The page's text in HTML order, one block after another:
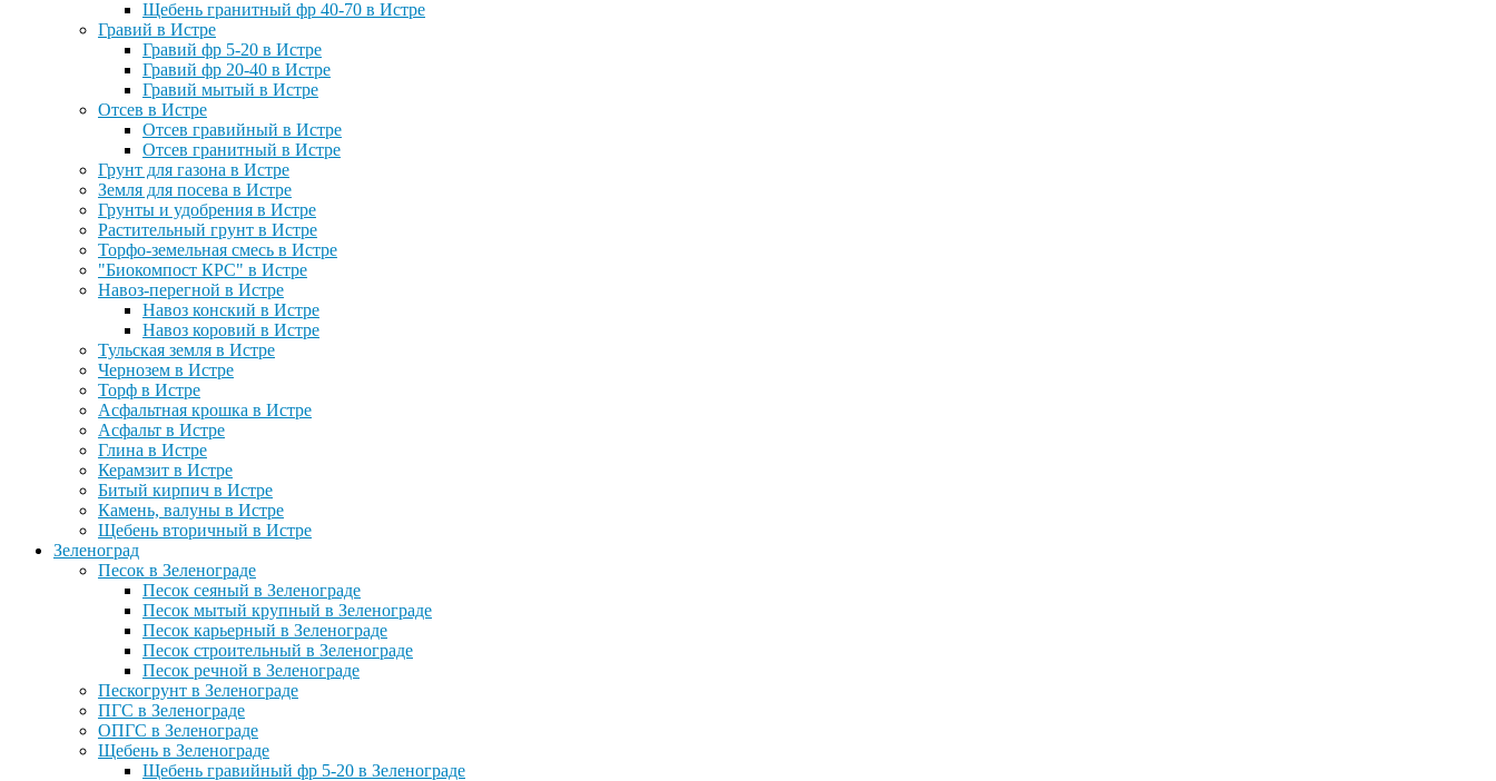
Щебень гранитный фр 40-70 в Истре
Гравий в Истре
Гравий фр 5-20 в Истре
Гравий фр 20-40 в Истре
Гравий мытый в Истре
Отсев в Истре
Отсев гравийный в Истре
Отсев гранитный в Истре
Грунт для газона в Истре
Земля для посева в Истре
Грунты и удобрения в Истре
Растительный грунт в Истре
Торфо-земельная смесь в Истре
"Биокомпост КРС" в Истре
Навоз-перегной в Истре
Навоз конский в Истре
Навоз коровий в Истре
Тульская земля в Истре
Чернозем в Истре
Торф в Истре
Асфальтная крошка в Истре
Асфальт в Истре
Глина в Истре
Керамзит в Истре
Битый кирпич в Истре
Камень, валуны в Истре
Щебень вторичный в Истре
Зеленоград
Песок в Зеленограде
Песок сеяный в Зеленограде
Песок мытый крупный в Зеленограде
Песок карьерный в Зеленограде
Песок строительный в Зеленограде
Песок речной в Зеленограде
Пескогрунт в Зеленограде
ПГС в Зеленограде
ОПГС в Зеленограде
Щебень в Зеленограде
Щебень гравийный фр 5-20 в Зеленограде